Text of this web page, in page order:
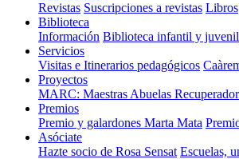
Revistas Suscripciones a revistas Libros
Biblioteca
Información Biblioteca infantil y juvenil
Servicios
Visitas e Itinerarios pedagógicos
Proyectos
MARC: Maestras Abuelas
Premios
Premio y galardones Marta Mata
Asóciate
Hazte socio de Rosa Sensat Escuelas,